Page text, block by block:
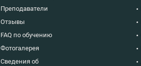
Преподаватели
Отзывы
FAQ по обучению
Фотогалерея
Сведения об